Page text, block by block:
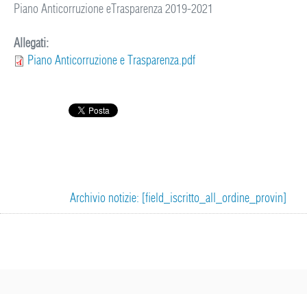
Piano Anticorruzione eTrasparenza 2019-2021
Allegati:
Piano Anticorruzione e Trasparenza.pdf
Archivio notizie: [field_iscritto_all_ordine_provin]